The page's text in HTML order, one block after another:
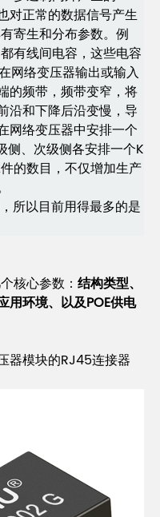
对正常的数据信号产生
寄生和分布参数。例
有线间电容，这些电容
网络变压器输出或输入
的频带，频带变窄，将
沿和下降后沿变慢，导
网络变压器中安排一个
侧、次级侧各安排一个K
的数目，不仅增加生产
所以目前用得最多的是
核心参数： 结构类型、
用环境、以及POE供电
器模块的RJ45连接器